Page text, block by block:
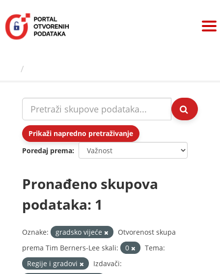
sadržaj
Prikaži napredno pretraživanje
Poredaj prema
Pronađeno skupova
podataka: 1
Oznake: gradsko vijeće
Otvorenost skupa
prema Tim Berners-Lee skali:
0
Tema:
Regije i gradovi
Izdavači: